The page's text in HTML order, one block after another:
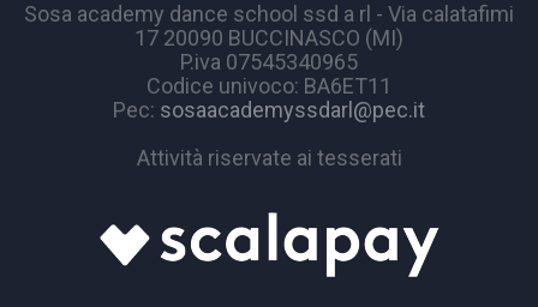
Sosa academy dance school ssd a rl - Via calatafimi
17 20090 BUCCINASCO (MI)
P.iva 07545340965
Codice univoco: BA6ET11
Pec: sosaacademyssdarl@pec.it
Attività riservate ai tesserati